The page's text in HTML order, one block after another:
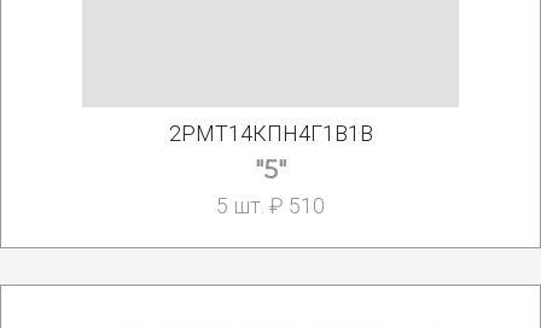
2РМТ14КПН4Г1В1В
"5"
5 шт. ₽ 510